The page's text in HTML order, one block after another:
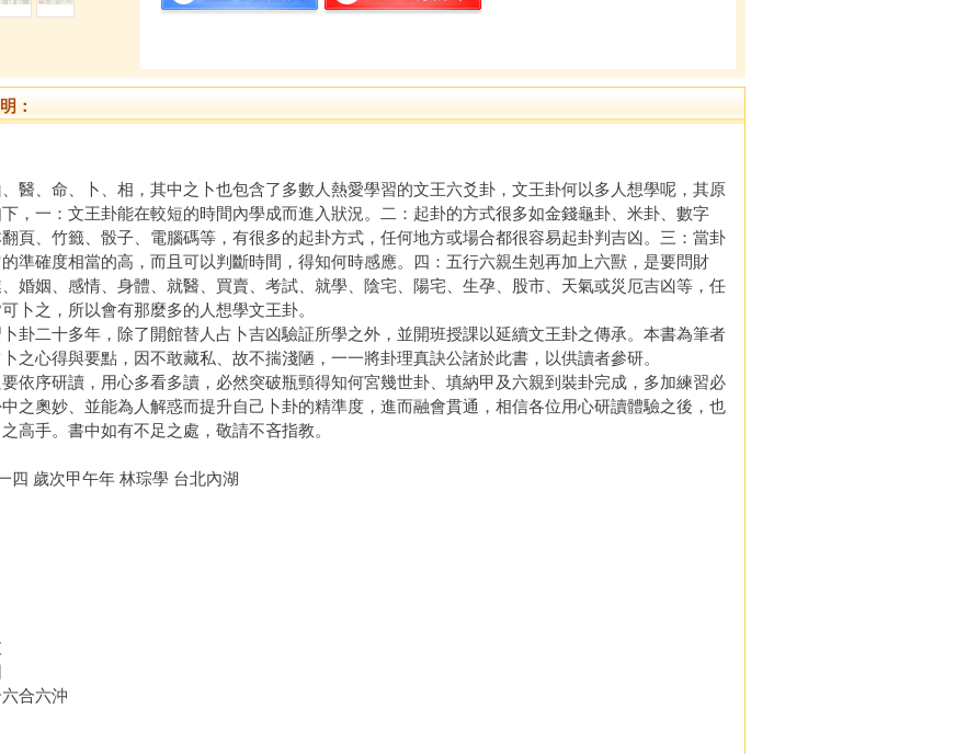
：
醫、命、卜、相，其中之卜也包含了多數人熱愛學習的文王六爻卦，文王卦何以多人想學呢，其原
，一：文王卦能在較短的時間內學成而進入狀況。二：起卦的方式很多如金錢龜卦、米卦、數字
頁、竹籤、骰子、電腦碼等，有很多的起卦方式，任何地方或場合都很容易起卦判吉凶。三：當卦
準確度相當的高，而且可以判斷時間，得知何時感應。四：五行六親生剋再加上六獸，是要問財
婚姻、感情、身體、就醫、買賣、考試、就學、陰宅、陽宅、生孕、股市、天氣或災厄吉凶等，任
卜之，所以會有那麼多的人想學文王卦。
卦二十多年，除了開館替人占卜吉凶驗証所學之外，並開班授課以延續文王卦之傳承。本書為筆者
之心得與要點，因不敢藏私、故不揣淺陋，一一將卦理真訣公諸於此書，以供讀者參研。
依序研讀，用心多看多讀，必然突破瓶頸得知何宮幾世卦、填納甲及六親到裝卦完成，多加練習必
之奧妙、並能為人解惑而提升自己卜卦的精準度，進而融會貫通，相信各位用心研讀體驗之後，也
高手。書中如有不足之處，敬請不吝指教。
四 歲次甲午年 林琮學 台北內湖
合六沖